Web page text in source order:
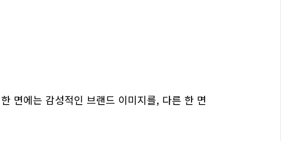
면에는 감성적인 브랜드 이미지를, 다른 한 면